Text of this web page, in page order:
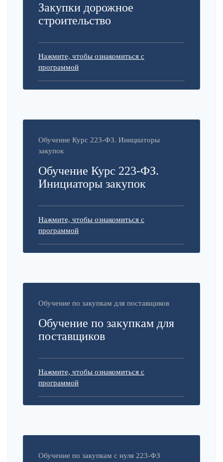
Закупки дорожное
строительство
Нажмите, чтобы ознакомиться с
программой
Обучение Курс 223-ФЗ. Инициаторы
закупок
Обучение Курс 223-ФЗ.
Инициаторы закупок
Нажмите, чтобы ознакомиться с
программой
Обучение по закупкам для поставщиков
Обучение по закупкам для
поставщиков
Нажмите, чтобы ознакомиться с
программой
Обучение по закупкам с нуля 223-ФЗ